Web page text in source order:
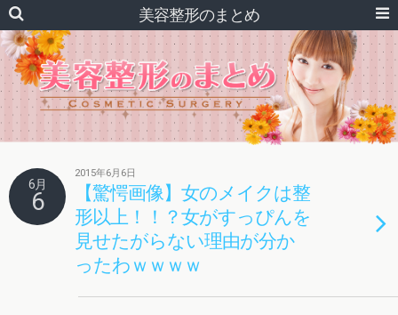
美容整形のまとめ
6月
6
2015年6月6日
【驚愕画像】女のメイクは整
形以上！！？女がすっぴんを
見せたがらない理由が分か
ったわｗｗｗｗ